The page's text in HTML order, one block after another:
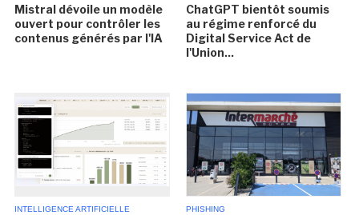
Mistral dévoile un modèle
ouvert pour contrôler les
contenus générés par l'IA
ChatGPT bientôt soumis
au régime renforcé du
Digital Service Act de
l'Union...
INTELLIGENCE ARTIFICIELLE PHISHING